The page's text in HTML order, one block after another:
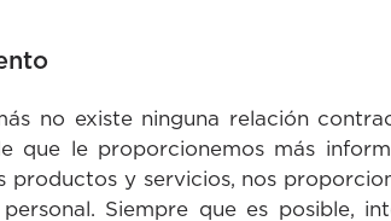
no existe ninguna relación
le proporcionemos más
productos y servicios, nos
Siempre que es posible,